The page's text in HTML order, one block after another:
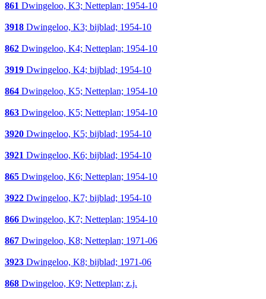
861 Dwingeloo, K3; Netteplan; 1954-10
3918 Dwingeloo, K3; bijblad; 1954-10
862 Dwingeloo, K4; Netteplan; 1954-10
3919 Dwingeloo, K4; bijblad; 1954-10
864 Dwingeloo, K5; Netteplan; 1954-10
863 Dwingeloo, K5; Netteplan; 1954-10
3920 Dwingeloo, K5; bijblad; 1954-10
3921 Dwingeloo, K6; bijblad; 1954-10
865 Dwingeloo, K6; Netteplan; 1954-10
3922 Dwingeloo, K7; bijblad; 1954-10
866 Dwingeloo, K7; Netteplan; 1954-10
867 Dwingeloo, K8; Netteplan; 1971-06
3923 Dwingeloo, K8; bijblad; 1971-06
868 Dwingeloo, K9; Netteplan; z.j.